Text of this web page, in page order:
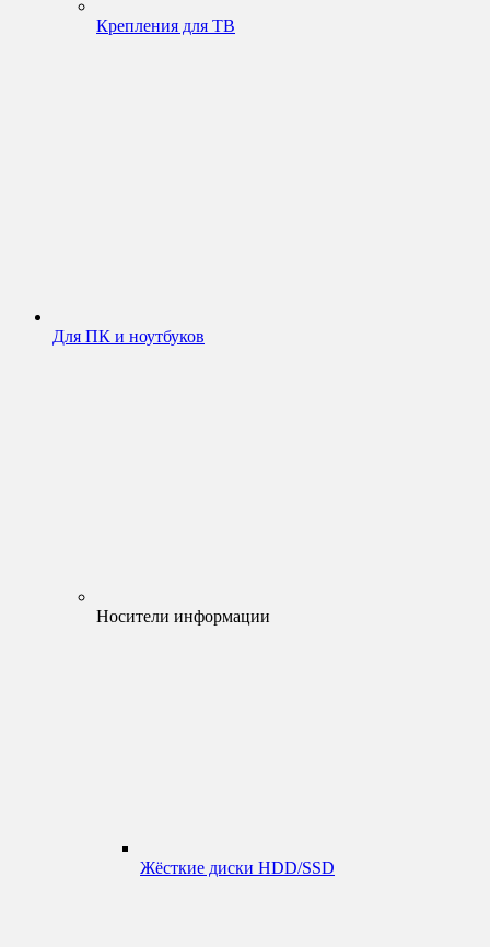
Крепления для ТВ
Для ПК и ноутбуков
Носители информации
Жёсткие диски HDD/SSD